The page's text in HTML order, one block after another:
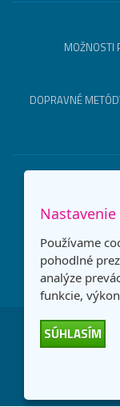
MOŽNOSTI
DOPRAVNÉ
Používame
pohodlné
analýze
funkcie,
SÚHLASÍM